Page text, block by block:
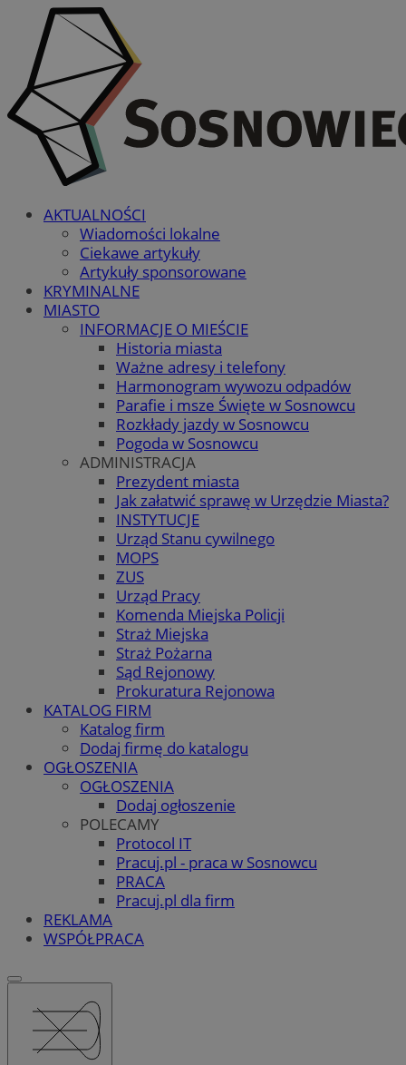
AKTUALNOŚCI
Wiadomości lokalne
Ciekawe artykuły
Artykuły sponsorowane
KRYMINALNE
MIASTO
INFORMACJE O MIEŚCIE
Historia miasta
Ważne adresy i telefony
Harmonogram wywozu odpadów
Parafie i msze Święte w Sosnowcu
Rozkłady jazdy w Sosnowcu
Pogoda w Sosnowcu
ADMINISTRACJA
Prezydent miasta
Jak załatwić sprawę w Urzędzie Miasta?
INSTYTUCJE
Urząd Stanu cywilnego
MOPS
ZUS
Urząd Pracy
Komenda Miejska Policji
Straż Miejska
Straż Pożarna
Sąd Rejonowy
Prokuratura Rejonowa
KATALOG FIRM
Katalog firm
Dodaj firmę do katalogu
OGŁOSZENIA
OGŁOSZENIA
Dodaj ogłoszenie
POLECAMY
Protocol IT
Pracuj.pl - praca w Sosnowcu
PRACA
Pracuj.pl dla firm
REKLAMA
WSPÓŁPRACA